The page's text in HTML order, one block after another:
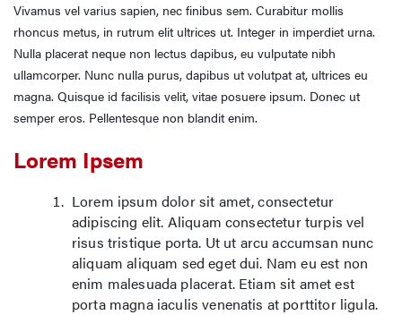
Vivamus vel varius sapien, nec finibus sem. Curabitur mollis
rhoncus metus, in rutrum elit ultrices ut. Integer in imperdiet urna.
Nulla placerat neque non lectus dapibus, eu vulputate nibh
ullamcorper. Nunc nulla purus, dapibus ut volutpat at, ultrices eu
magna. Quisque id facilisis velit, vitae posuere ipsum. Donec ut
semper eros. Pellentesque non blandit enim.
Lorem Ipsem
Lorem ipsum dolor sit amet, consectetur
adipiscing elit. Aliquam consectetur turpis vel
risus tristique porta. Ut ut arcu accumsan nunc
aliquam aliquam sed eget dui. Nam eu est non
enim malesuada placerat. Etiam sit amet est
porta magna iaculis venenatis at porttitor ligula.